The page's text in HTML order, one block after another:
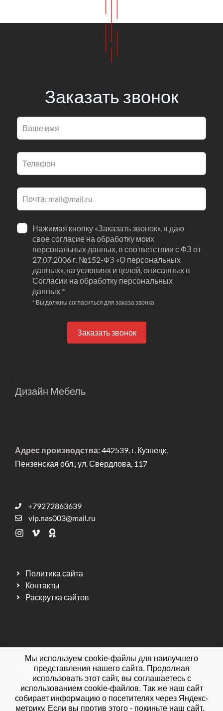
Заказать звонок
Оставьте
это
поле
пустым
Нажимая кнопку «Заказать звонок», я даю
свое согласие на обработку моих
персональных данных, в соответствии с ФЗ от
27.07.2006 г. №152-ФЗ «О персональных
данных», на условиях и целей, описанных в
Согласии на обработку персональных
данных *
* Вы должны согласиться для заказа звонка
Заказать звонок
Дизайн Мебель
Адрес производства:442539, г. Кузнецк,
Пензенская обл., ул. Свердлова, 117
+79272863639
vip.nas003@mail.ru
Политика сайта
Контакты
Раскрутка сайтов
© 2026 Мебельная фабрика ДИЗАЙН МЕБЕЛЬ.
Официальный сайт.
Мы используем cookie-файлы для наилучшего
представления нашего сайта. Продолжая
использовать этот сайт, вы соглашаетесь с
использованием cookie-файлов. Так же наш сайт
собирает информацию о посетителях через Яндекс-
метрику. Если вы против этого - покиньте наш сайт.